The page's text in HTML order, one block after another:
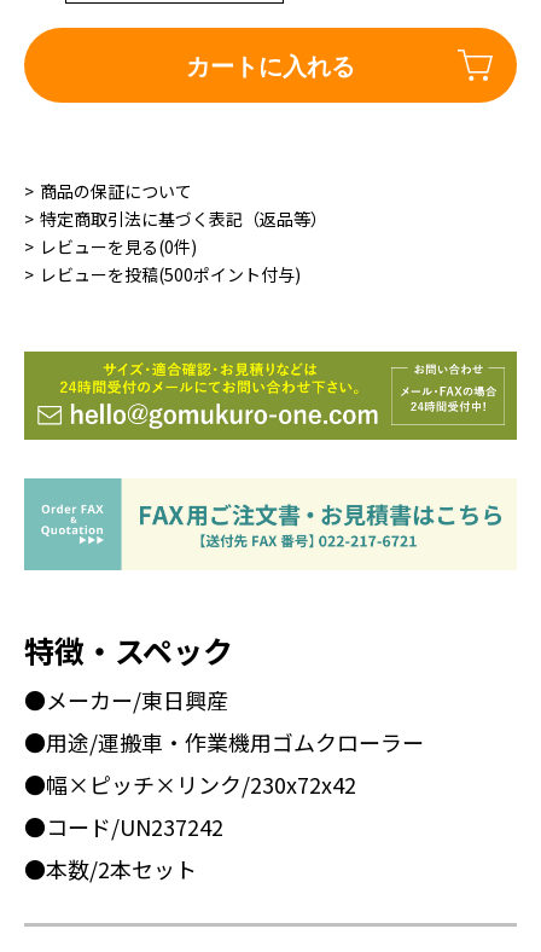
カートに入れる
商品の保証について
特定商取引法に基づく表記（返品等）
レビューを見る(0件)
レビューを投稿(500ポイント付与)
特徴・スペック
●メーカー/東日興産
●用途/運搬車・作業機用ゴムクローラー
●幅×ピッチ×リンク/230x72x42
●コード/UN237242
●本数/2本セット